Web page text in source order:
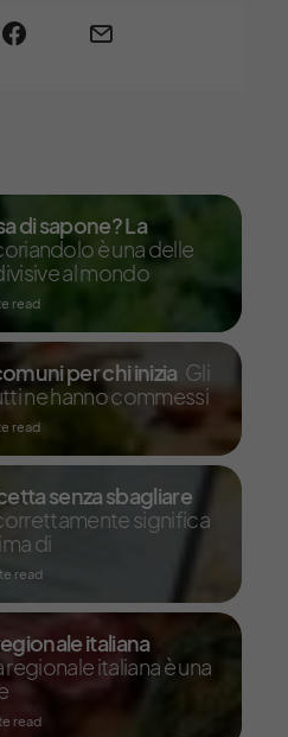
di sapone? La
è una delle
al mondo
read
per chi inizia Gli
ne hanno commessi
read
senza sbagliare
significa
di
read
italiana
italiana è una
read